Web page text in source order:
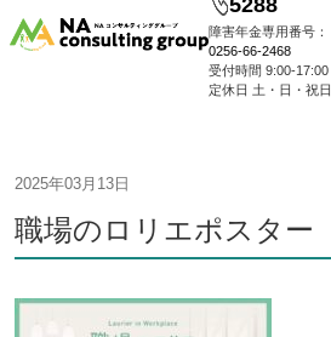
障害年金専用番号：
0256-66-2468
受付時間 9:00-17:00
定休日 土・日・祝日
2025年03月13日
職場のロリエポスター